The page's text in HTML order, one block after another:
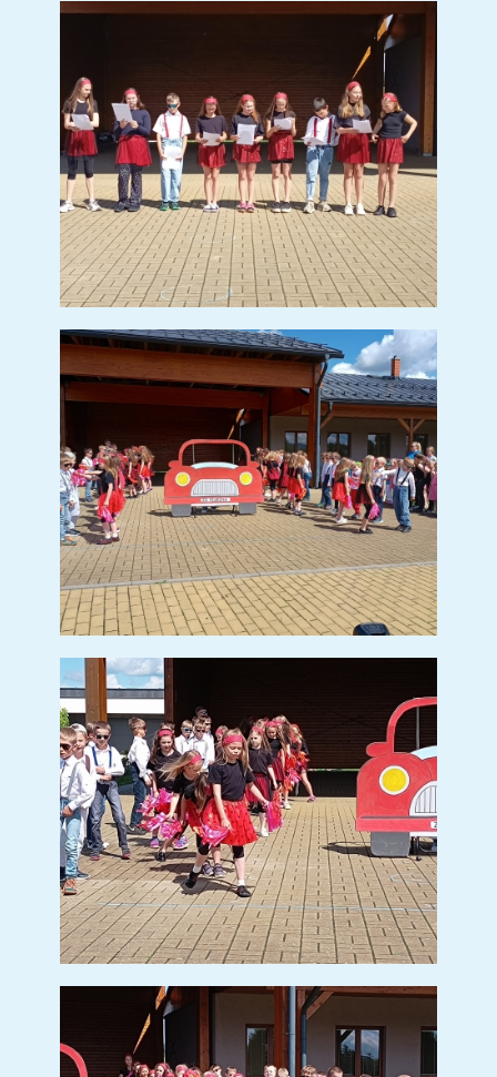
PREVENTIVNÍ AKCE - VZTAHY, ŠIKANA
PREVENCE ZÁVISLOSTI NA IT
DEN ZEMĚ
ATLETICKÝ TROJBOJ